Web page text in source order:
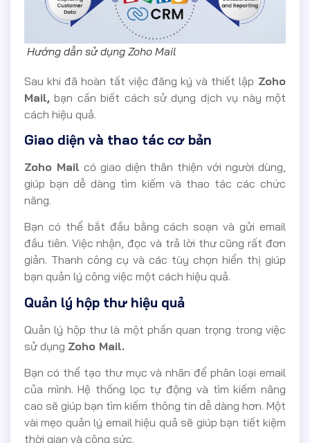
Hướng dẫn sử dụng Zoho Mail
Sau khi đã hoàn tất việc đăng ký và thiết lập Zoho
Mail, bạn cần biết cách sử dụng dịch vụ này một
cách hiệu quả.
Giao diện và thao tác cơ bản
Zoho Mail có giao diện thân thiện với người dùng,
giúp bạn dễ dàng tìm kiếm và thao tác các chức
năng.
Bạn có thể bắt đầu bằng cách soạn và gửi email
đầu tiên. Việc nhận, đọc và trả lời thư cũng rất đơn
giản. Thanh công cụ và các tùy chọn hiển thị giúp
bạn quản lý công việc một cách hiệu quả.
Quản lý hộp thư hiệu quả
Quản lý hộp thư là một phần quan trọng trong việc
sử dụng Zoho Mail.
Bạn có thể tạo thư mục và nhãn để phân loại email
của mình. Hệ thống lọc tự động và tìm kiếm nâng
cao sẽ giúp bạn tìm kiếm thông tin dễ dàng hơn. Một
vài mẹo quản lý email hiệu quả sẽ giúp bạn tiết kiệm
thời gian và công sức.